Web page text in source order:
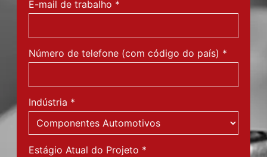
E-mail de trabalho *
Número de telefone (com código do país) *
Indústria *
Estágio Atual do Projeto *